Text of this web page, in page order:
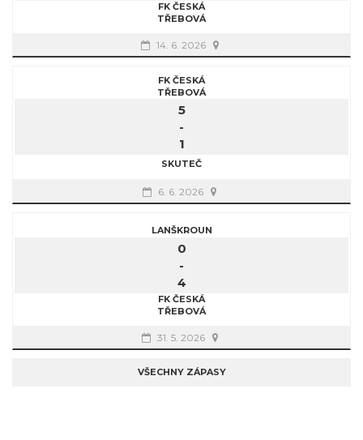
FK ČESKÁ
TŘEBOVÁ
14. 6. 2026
FK ČESKÁ
TŘEBOVÁ
5
-
1
SKUTEČ
6. 6. 2026
LANŠKROUN
0
-
4
FK ČESKÁ
TŘEBOVÁ
31. 5. 2026
VŠECHNY ZÁPASY